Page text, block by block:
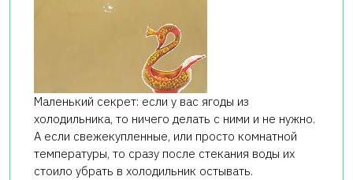
Маленький секрет: если у вас ягоды из
холодильника, то ничего делать с ними и не нужно.
А если свежекупленные, или просто комнатной
температуры, то сразу после стекания воды их
стоило убрать в холодильник остывать.